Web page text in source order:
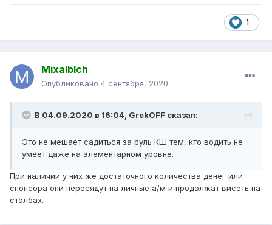
1
Mixalblch
Опубликовано 4 сентября, 2020
В 04.09.2020 в 16:04, GrekOFF сказал:
Это не мешает садиться за руль КШ тем, кто водить не
умеет даже на элементарном уровне.
При наличии у них же достаточного количества денег или
спонсора они пересядут на личные а/м и продолжат висеть на
столбах.